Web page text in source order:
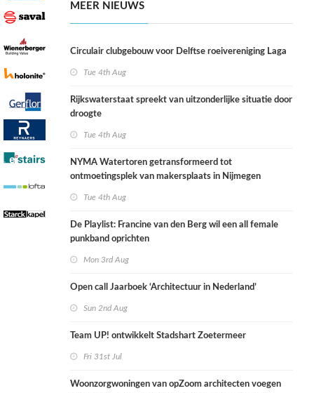
MEER NIEUWS
Circulair clubgebouw voor Delftse roeivereniging Laga
Tue 4th Aug
Rijkswaterstaat spreekt van uitzonderlijke situatie door
droogte
Tue 4th Aug
NYMA Watertoren getransformeerd tot
ontmoetingsplek van makersplaats in Nijmegen
Tue 4th Aug
De Playlist: Francine van den Berg wil een all female
punkband oprichten
Mon 3rd Aug
Open call Jaarboek ‘Architectuur in Nederland’
Sun 2nd Aug
Team UP! ontwikkelt Stadshart Zoetermeer
Fri 31st Jul
Woonzorgwoningen van opZoom architecten voegen